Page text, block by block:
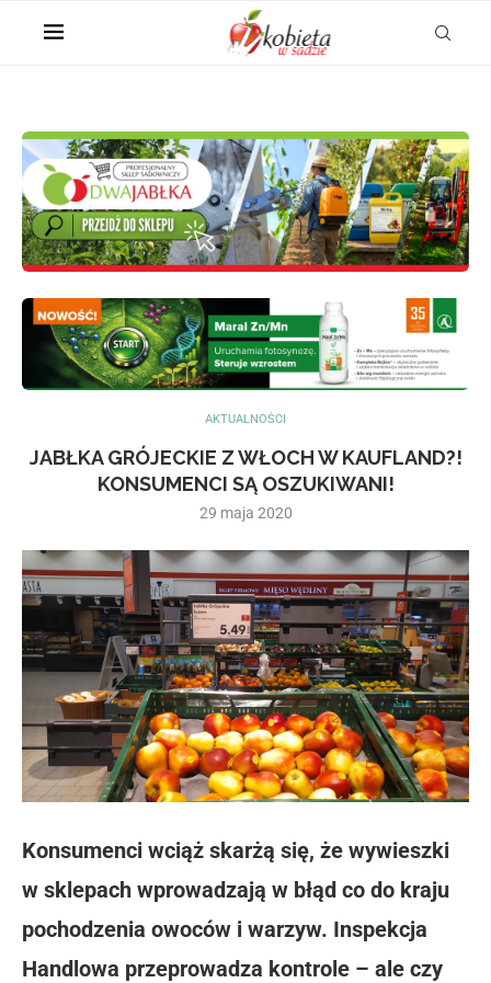
AKTUALNOŚCI
JABŁKA GRÓJECKIE Z WŁOCH W KAUFLAND?!
KONSUMENCI SĄ OSZUKIWANI!
29 maja 2020
Konsumenci wciąż skarżą się, że wywieszki
w sklepach wprowadzają w błąd co do kraju
pochodzenia owoców i warzyw. Inspekcja
Handlowa przeprowadza kontrole – ale czy